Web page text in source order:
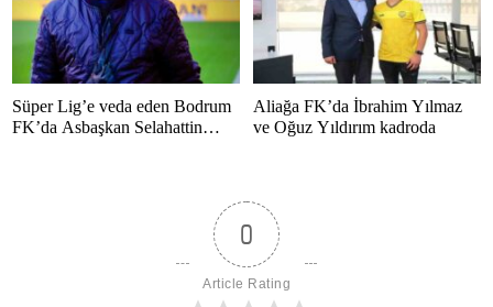
Süper Lig’e veda eden Bodrum
FK’da Asbaşkan Selahattin
Aliağa FK’da İbrahim Yılmaz
ve Oğuz Yıldırım kadroda
0
Article Rating